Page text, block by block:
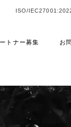
トナー募集 お
ISO/